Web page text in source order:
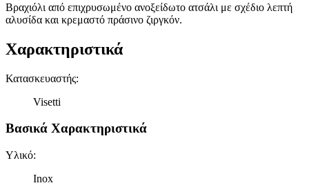
Βραχιόλι από επιχρυσωμένο ανοξείδωτο ατσάλι με σχέδιο λεπτή
αλυσίδα και κρεμαστό πράσινο ζιργκόν.
Χαρακτηριστικά
Κατασκευαστής:
Visetti
Βασικά Χαρακτηριστικά
Υλικό:
Inox